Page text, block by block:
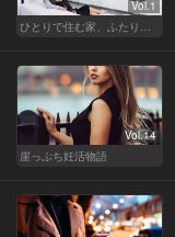
Vol.1
Vol.14
崖っぷち妊活物語